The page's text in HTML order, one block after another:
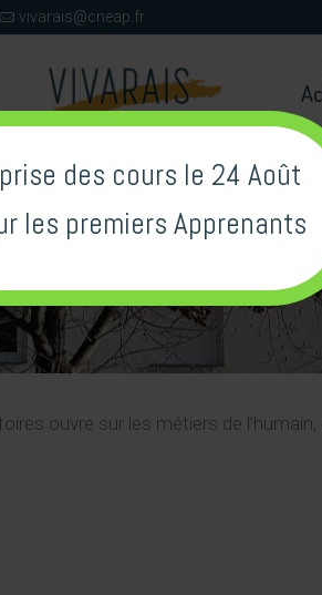
vivarais@cneap.fr
ouvre sur les métiers de
des cours le 24 Août
les premiers Apprenants